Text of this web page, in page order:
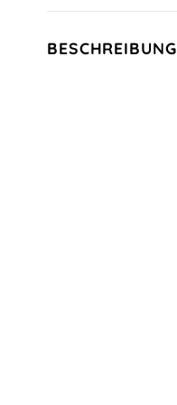
BESCHREIBUNG